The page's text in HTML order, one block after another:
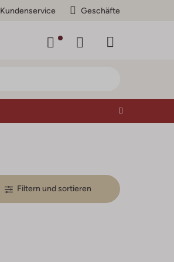
Kundenservice Geschäfte
Filtern und sortieren